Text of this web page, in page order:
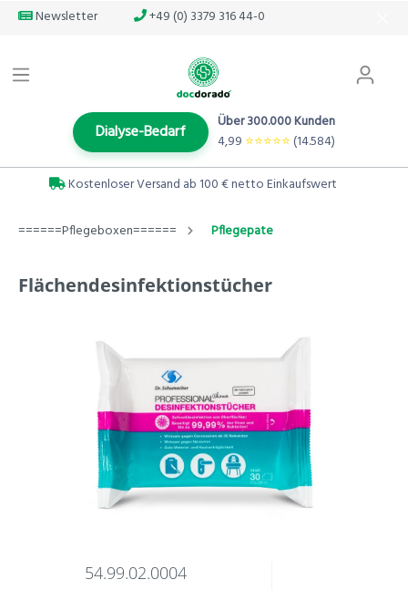
Newsletter +49 (0) 3379 316 44-0
Dialyse-Bedarf
Über 300.000 Kunden
4,99 ⭐️⭐️⭐️⭐️⭐️(14.584)
Kostenloser Versand ab 100 € netto Einkaufswert
======Pflegeboxen====== Pflegepate
Flächendesinfektionstücher
54.99.02.0004